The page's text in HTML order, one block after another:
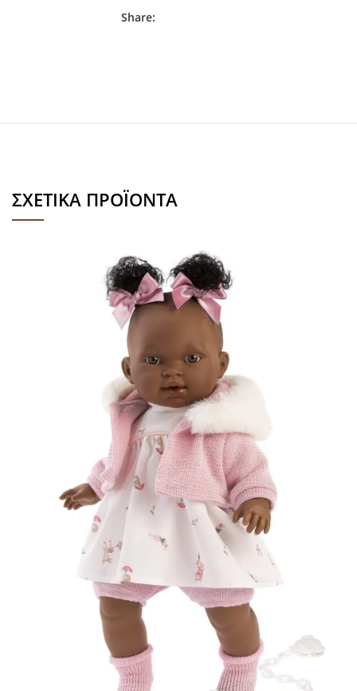
Share:
ΣΧΕΤΙΚΆ ΠΡΟΪΌΝΤΑ